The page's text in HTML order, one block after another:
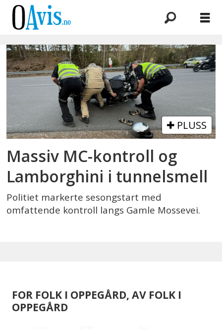
Emne:
lamborghini
PLUSS
Massiv MC-kontroll og
Lamborghini i tunnelsmell
Politiet markerte sesongstart med
omfattende kontroll langs Gamle Mossevei.
FOR FOLK I OPPEGÅRD, AV FOLK I
OPPEGÅRD